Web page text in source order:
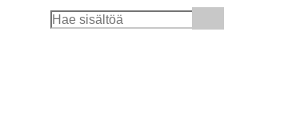
Search
Euroopan vasemmisto tuomitsee